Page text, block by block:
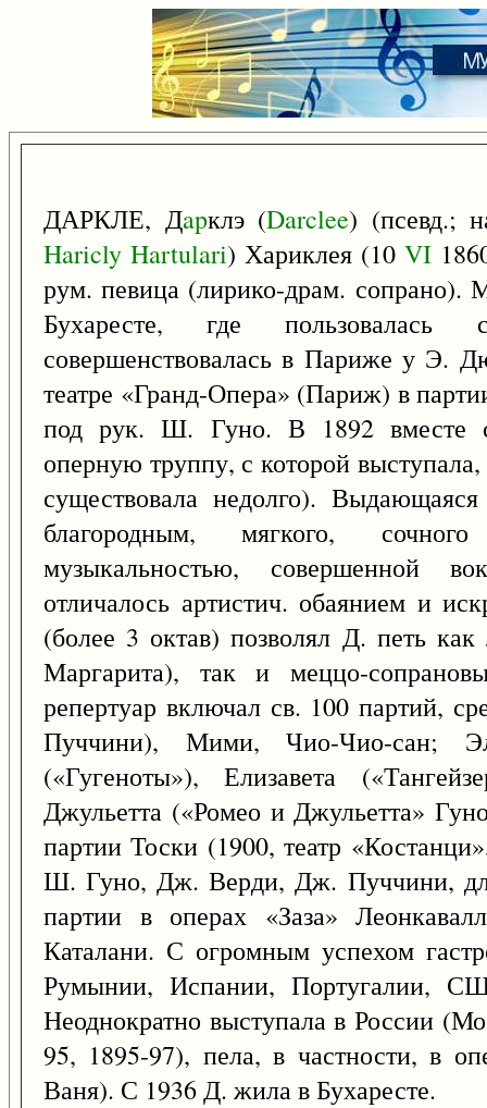
ДАРКЛЕ, Дapклэ (Darclee) (псевд.;
Haricly Hartulari) Хариклея (10 VI
рум. певица (лирико-драм. сопрано).
Бухаресте, где
совершенствовалась в Париже у Э.
театре «Гранд-Опера» (Париж) в
под рук. Ш. Гуно. В 1892 вместе с
оперную труппу, с которой
существовала недолго).
благородным, мягкого,
музыкальностью, совершенной
отличалось артистич. обаянием и
(более 3 октав) позволял Д. петь
Маргарита), так и меццо-
репертуар включал св. 100 партий,
Пуччини), Мими, Чио-Чио-сан;
(«Гугеноты»), Елизавета
Джульетта («Ромео и Джульетта»
партии Тоски (1900, театр
Ш. Гуно, Дж. Верди, Дж. Пуччини,
партии в операх «Заза»
Каталани. С огромным успехом
Румынии, Испании, Португалии,
Неоднократно выступала в России
95, 1895-97), пела, в частности, в
Ваня). С 1936 Д. жила в Бухаресте.